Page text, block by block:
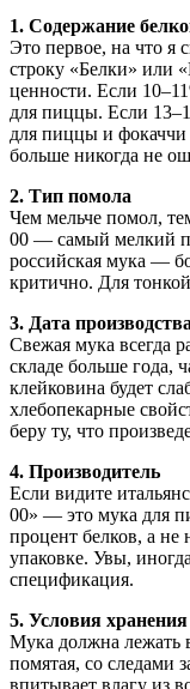
1. Содержание
Это первое, на что я
строку «Белки» или
ценности. Если
для пиццы. Если
для пиццы и
больше никогда не
2. Тип помола
Чем мельче помол,
00 — самый мелкий
российская мука —
критично. Для
3. Дата производства
Свежая мука всегда
складе больше года,
клейковина будет
хлебопекарные
беру ту, что
4. Производитель
Если видите
00» — это мука для
процент белков, а не
упаковке. Увы,
спецификация.
5. Условия
Мука должна лежать
помятая, со следами
впитывает влагу из